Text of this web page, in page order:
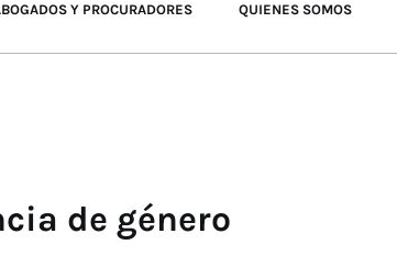
Y PROCURADORES QUIENES SOMOS
de género